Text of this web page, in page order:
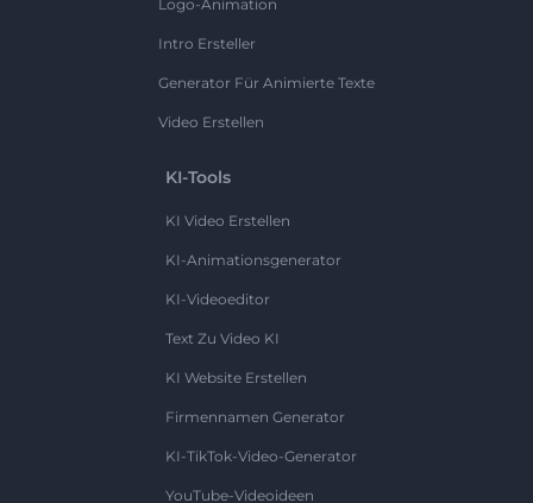
Logo-Animation
Intro Ersteller
Generator Für Animierte Texte
Video Erstellen
KI-Tools
KI Video Erstellen
KI-Animationsgenerator
KI-Videoeditor
Text Zu Video KI
KI Website Erstellen
Firmennamen Generator
KI-TikTok-Video-Generator
YouTube-Videoideen